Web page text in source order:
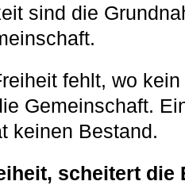
sind die
fehlt, wo
Gemeinschaft.
keinen Bestand.
scheitert die